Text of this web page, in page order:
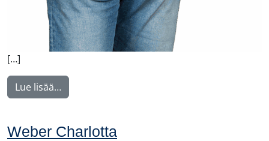
[…]
Lue lisää…
Weber Charlotta